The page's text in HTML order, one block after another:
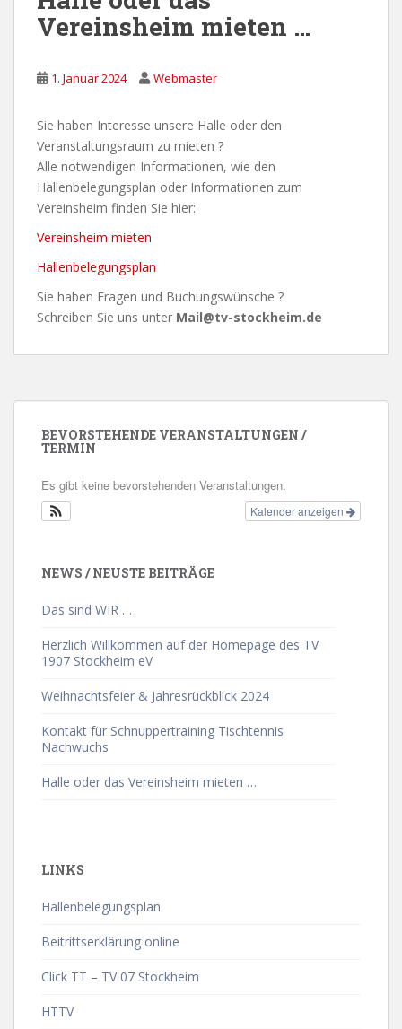
Vereinsheim mieten …
1. Januar 2024 Webmaster
Sie haben Interesse unsere Halle oder den
Veranstaltungsraum zu mieten ?
Alle notwendigen Informationen, wie den
Hallenbelegungsplan oder Informationen zum
Vereinsheim finden Sie hier:
Vereinsheim mieten
Hallenbelegungsplan
Sie haben Fragen und Buchungswünsche ?
Schreiben Sie uns unter Mail@tv-stockheim.de
BEVORSTEHENDE VERANSTALTUNGEN /
TERMIN
Es gibt keine bevorstehenden Veranstaltungen.
Kalender anzeigen
NEWS / NEUSTE BEITRÄGE
Das sind WIR …
Herzlich Willkommen auf der Homepage des TV
1907 Stockheim eV
Weihnachtsfeier & Jahresrückblick 2024
Kontakt für Schnuppertraining Tischtennis
Nachwuchs
Halle oder das Vereinsheim mieten …
LINKS
Hallenbelegungsplan
Beitrittserklärung online
Click TT – TV 07 Stockheim
HTTV